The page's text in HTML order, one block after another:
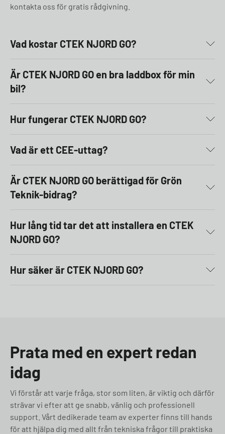
kontakta oss för gratis rådgivning.
Vad kostar CTEK NJORD GO?
Är CTEK NJORD GO en bra laddbox för min
bil?
Hur fungerar CTEK NJORD GO?
Vad är ett CEE-uttag?
Är CTEK NJORD GO berättigad för Grön
Teknik-bidrag?
Hur lång tid tar det att installera en CTEK
NJORD GO?
Hur säker är CTEK NJORD GO?
Prata med en expert redan
idag
Vi förstår att varje fråga, stor som liten, är viktig och därför
strävar vi efter att ge snabb, vänlig och professionell
support. Vårt dedikerade team av experter finns till hands
för att hjälpa dig med allt från tekniska frågor till praktiska